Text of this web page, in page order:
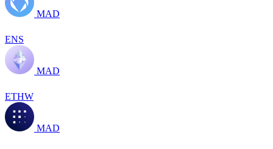
MAD
ENS
MAD
ETHW
MAD